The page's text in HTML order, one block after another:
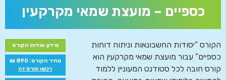
כספיים – מועצת שמאי מקרקעין
מידע אודות הקורס
מחיר הקורס: 890 ₪
רכשו קורס זה
הקורס “יסודות החשבונאות וניתוח דוחות
כספיים” עבור מועצת שמאי מקרקעין הוא
קורס חובה לכל סטודנט המעוניין ללמוד